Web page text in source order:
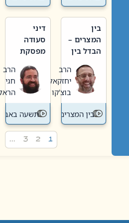
בין
המצרים –
הבדל בין
חדשה
לישנה
הרב
יחזקאל
בוצ'קו
בין המצרים
דיני
סעודה
מפסקת
תשעה
באב
הרב
חגי
הראל
תשעה באב